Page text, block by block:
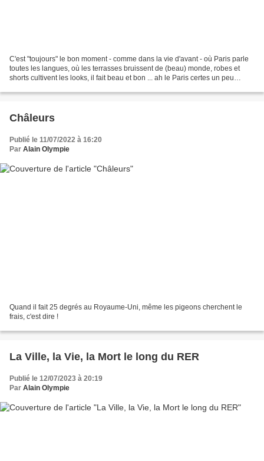
C'est "toujours" le bon moment - comme dans la vie d'avant - où Paris parle
toutes les langues, où les terrasses bruissent de (beau) monde, robes et
shorts cultivent les looks, il fait beau et bon ... ah le Paris certes un peu
Châleurs
Publié le 11/07/2022 à 16:20
Par Alain Olympie
Quand il fait 25 degrés au Royaume-Uni, même les pigeons cherchent le
frais, c'est dire !
La Ville, la Vie, la Mort le long du RER
Publié le 12/07/2023 à 20:19
Par Alain Olympie